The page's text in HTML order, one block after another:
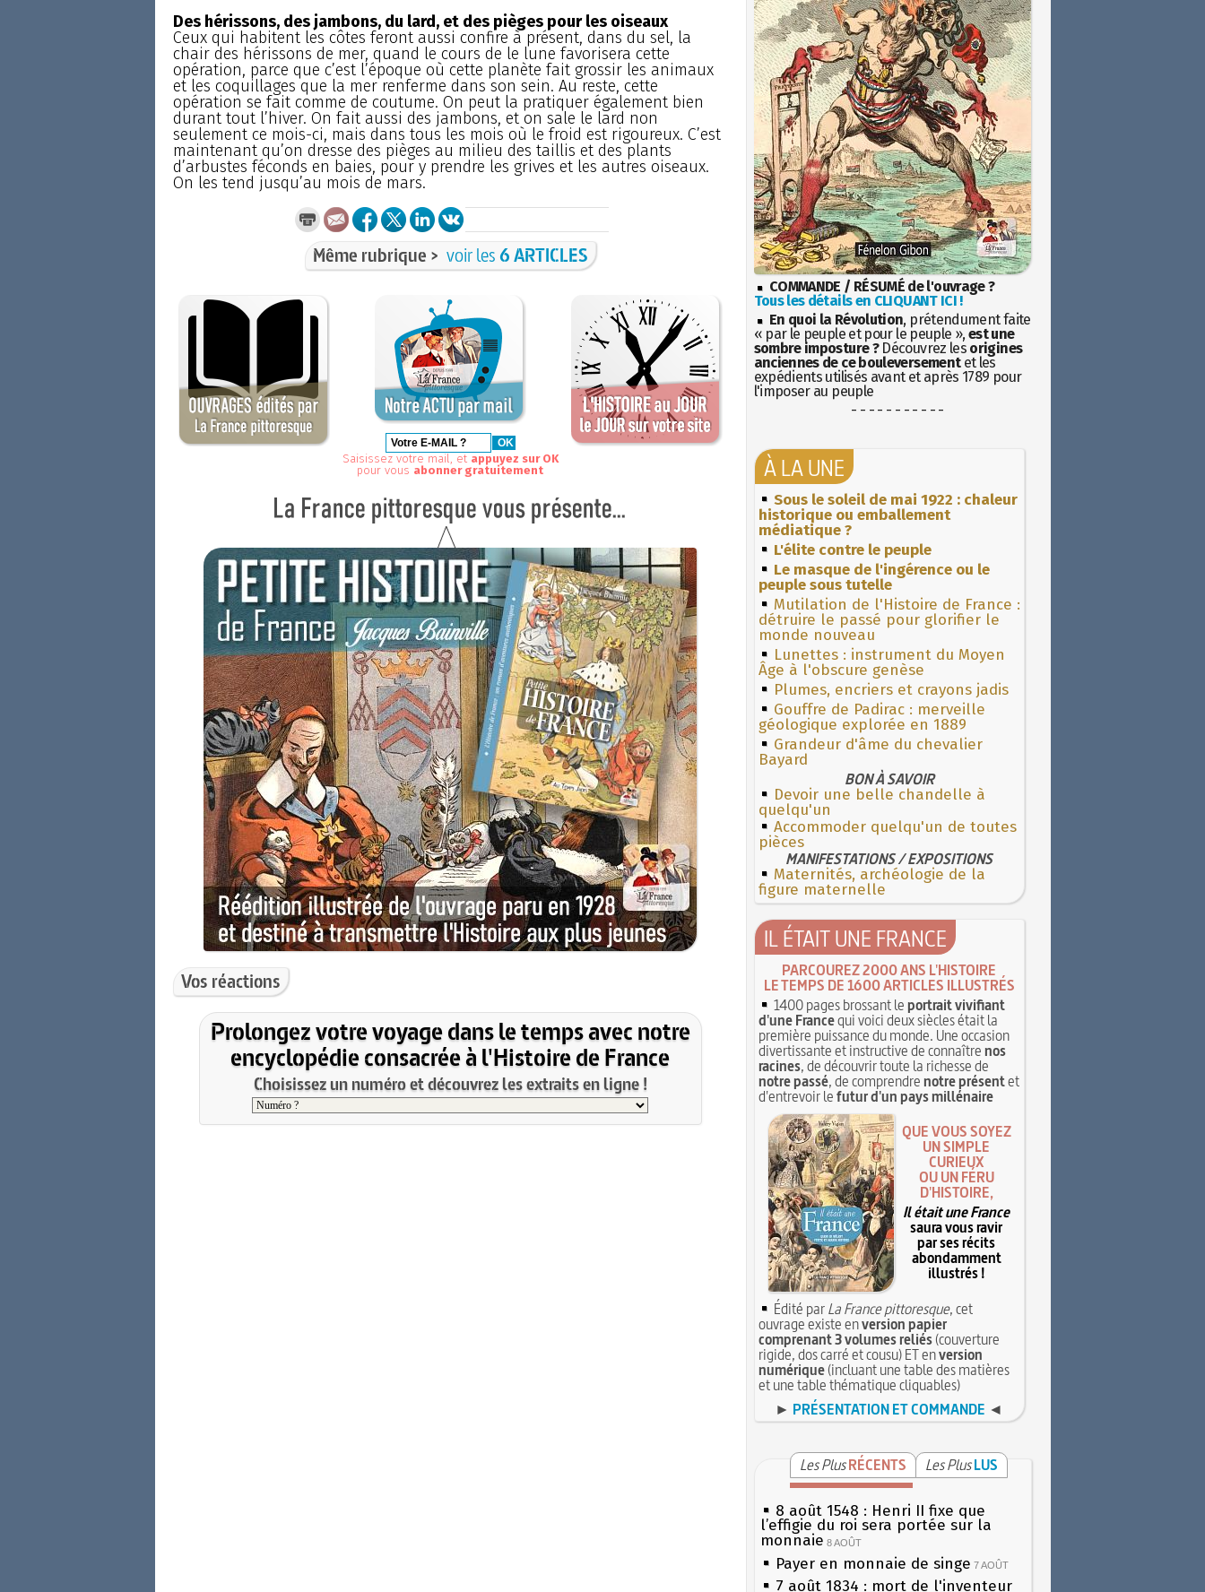
Des hérissons, des jambons, du lard, et des pièges pour les oiseaux
Ceux qui habitent les côtes feront aussi confire à présent, dans du sel, la
chair des hérissons de mer, quand le cours de le lune favorisera cette
opération, parce que c’est l’époque où cette planète fait grossir les animaux
et les coquillages que la mer renferme dans son sein. Au reste, cette
opération se fait comme de coutume. On peut la pratiquer également bien
durant tout l’hiver. On fait aussi des jambons, et on sale le lard non
seulement ce mois-ci, mais dans tous les mois où le froid est rigoureux. C’est
maintenant qu’on dresse des pièges au milieu des taillis et des plants
d’arbustes féconds en baies, pour y prendre les grives et les autres oiseaux.
On les tend jusqu’au mois de mars.
Même rubrique > voir les6 ARTICLES
Saisissez votre mail, et appuyez sur OK
pour vous abonner gratuitement
Vos réactions
Prolongez votre voyage dans le temps avec notre
encyclopédie consacrée à l'Histoire de France
Choisissez un numéro et découvrez les extraits en ligne !
COMMANDE / RÉSUMÉ de l'ouvrage ?
Tous les détails en CLIQUANT ICI !
En quoi la Révolution, prétendument faite
« par le peuple et pour le peuple », est une
sombre imposture ?Découvrez les origines
anciennes de ce bouleversementet les
expédients utilisés avant et après 1789 pour
l'imposer au peuple
- - - - - - - - - - -
À LA UNE
Sous le soleil de mai 1922 : chaleur
historique ou emballement
médiatique ?
L'élite contre le peuple
Le masque de l'ingérence ou le
peuple sous tutelle
Mutilation de l'Histoire de France :
détruire le passé pour glorifier le
monde nouveau
Lunettes : instrument du Moyen
Âge à l'obscure genèse
Plumes, encriers et crayons jadis
Gouffre de Padirac : merveille
géologique explorée en 1889
Grandeur d'âme du chevalier
Bayard
BON À SAVOIR
Devoir une belle chandelle à
quelqu'un
Accommoder quelqu'un de toutes
pièces
MANIFESTATIONS / EXPOSITIONS
Maternités, archéologie de la
figure maternelle
IL ÉTAIT UNE FRANCE
PARCOUREZ 2000 ANS L'HISTOIRE
LE TEMPS DE 1600 ARTICLES ILLUSTRÉS
1400 pages brossant leportrait vivifiant
d'une Francequi voici deux siècles était la
première puissance du monde. Une occasion
divertissante et instructive de connaîtrenos
racines, de découvrir toute la richesse de
notre passé, de comprendrenotre présentet
d'entrevoir lefutur d'un pays millénaire
QUE VOUS SOYEZ
UN SIMPLE
CURIEUX
OU UN FÉRU
D'HISTOIRE,
Il était une France
saura vous ravir
par ses récits
abondamment
illustrés !
Édité parLa France pittoresque, cet
ouvrage existe enversion papier
comprenant 3 volumes reliés(couverture
rigide, dos carré et cousu) ET enversion
numérique(incluant une table des matières
et une table thématique cliquables)
► PRÉSENTATION ET COMMANDE ◄
Les Plus RÉCENTS Les Plus LUS
8 août 1548 : Henri II fixe que
l’effigie du roi sera portée sur la
monnaie 8 AOÛT
Payer en monnaie de singe 7 AOÛT
7 août 1834 : mort de l'inventeur